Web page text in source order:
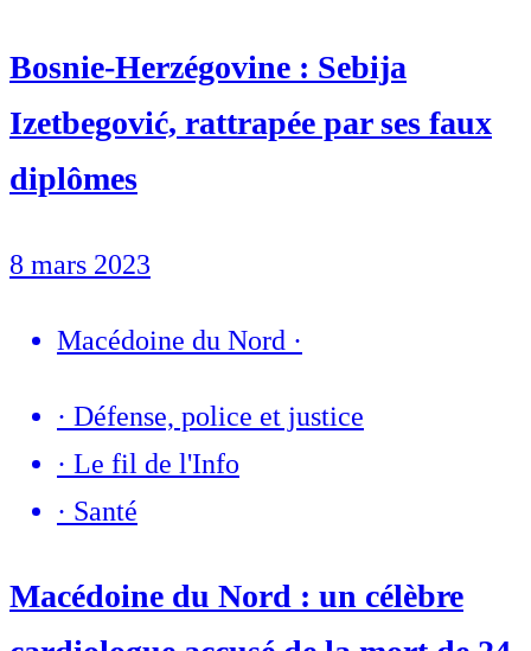
Bosnie-Herzégovine : Sebija
Izetbegović, rattrapée par ses faux
diplômes
8 mars 2023
Macédoine du Nord ·
· Défense, police et justice
· Le fil de l'Info
· Santé
Macédoine du Nord : un célèbre